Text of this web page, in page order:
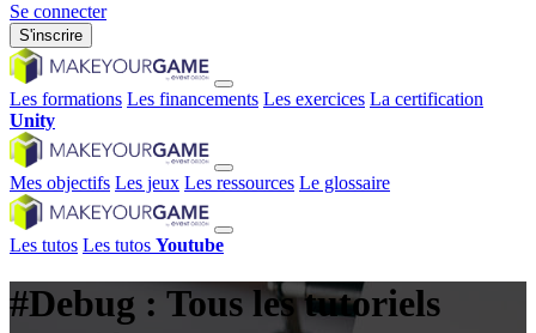
Se connecter
S'inscrire
Les formations Les financements Les exercices La certification
Unity
Mes objectifs Les jeux Les ressources Le glossaire
Les tutos Les tutos Youtube
#Debug : Tous les tutoriels